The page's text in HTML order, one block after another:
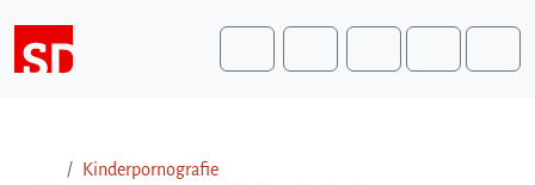
Search
Kinderpornografie